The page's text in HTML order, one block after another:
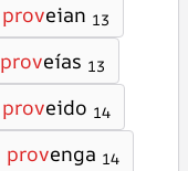
proveian 13
proveías 13
proveido 14
provenga 14